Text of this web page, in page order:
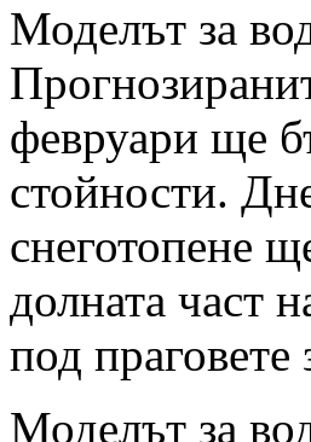
Моделът за
февруари ще
стойности.
снеготопене
долната част
под
Моделът за